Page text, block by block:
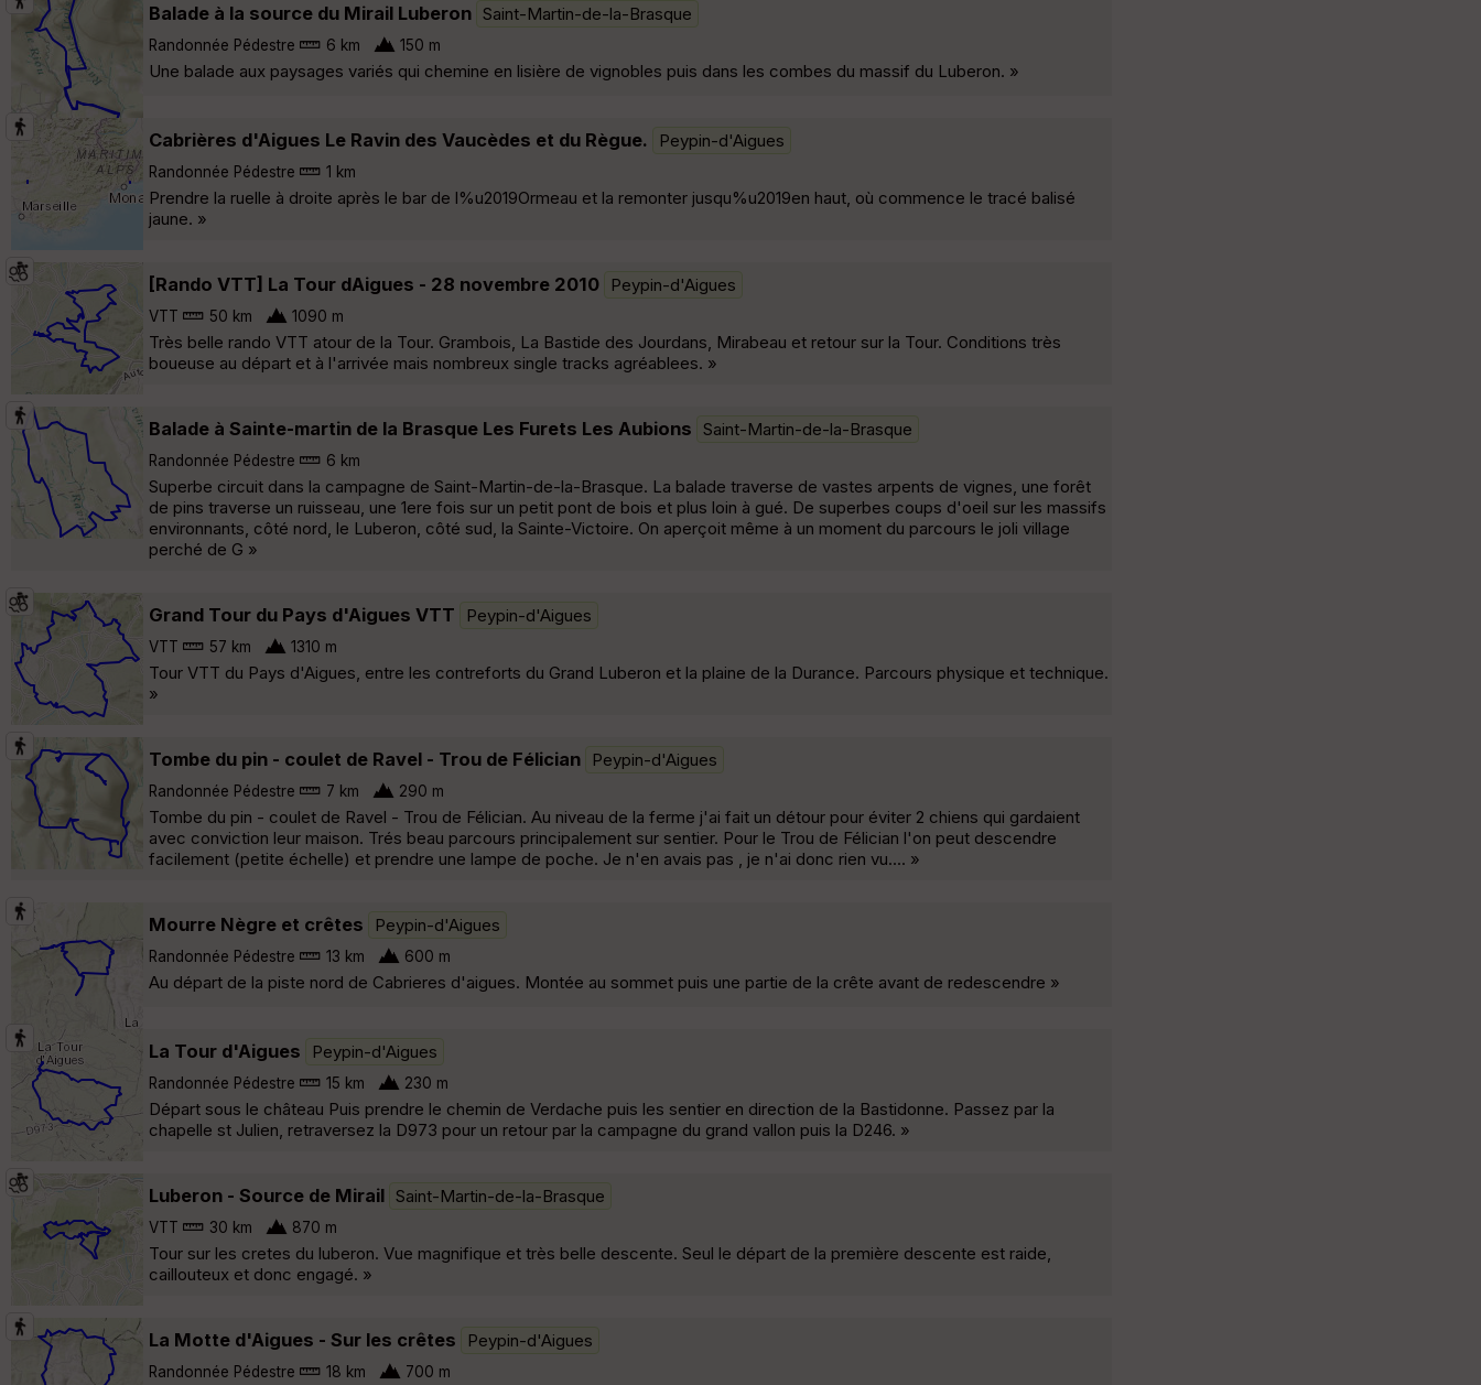
Balade à la source du Mirail Luberon Saint-Martin-de-la-Brasque
Randonnée Pédestre 6 km 150 m
Une balade aux paysages variés qui chemine en lisière de vignobles puis dans les combes du massif du Luberon. »
Cabrières d'Aigues Le Ravin des Vaucèdes et du Règue. Peypin-d'Aigues
Randonnée Pédestre 1 km
Prendre la ruelle à droite après le bar de l%u2019Ormeau et la remonter jusqu%u2019en haut, où commence le tracé balisé
jaune. »
[Rando VTT] La Tour dAigues - 28 novembre 2010 Peypin-d'Aigues
VTT 50 km 1090 m
Très belle rando VTT atour de la Tour. Grambois, La Bastide des Jourdans, Mirabeau et retour sur la Tour. Conditions très
boueuse au départ et à l'arrivée mais nombreux single tracks agréablees. »
Balade à Sainte-martin de la Brasque Les Furets Les Aubions Saint-Martin-de-la-Brasque
Randonnée Pédestre 6 km
Superbe circuit dans la campagne de Saint-Martin-de-la-Brasque. La balade traverse de vastes arpents de vignes, une forêt
de pins traverse un ruisseau, une 1ere fois sur un petit pont de bois et plus loin à gué. De superbes coups d'oeil sur les massifs
environnants, côté nord, le Luberon, côté sud, la Sainte-Victoire. On aperçoit même à un moment du parcours le joli village
perché de G »
Grand Tour du Pays d'Aigues VTT Peypin-d'Aigues
VTT 57 km 1310 m
Tour VTT du Pays d'Aigues, entre les contreforts du Grand Luberon et la plaine de la Durance. Parcours physique et technique.
»
Tombe du pin - coulet de Ravel - Trou de Félician Peypin-d'Aigues
Randonnée Pédestre 7 km 290 m
Tombe du pin - coulet de Ravel - Trou de Félician. Au niveau de la ferme j'ai fait un détour pour éviter 2 chiens qui gardaient
avec conviction leur maison. Trés beau parcours principalement sur sentier. Pour le Trou de Félician l'on peut descendre
facilement (petite échelle) et prendre une lampe de poche. Je n'en avais pas , je n'ai donc rien vu.... »
Mourre Nègre et crêtes Peypin-d'Aigues
Randonnée Pédestre 13 km 600 m
Au départ de la piste nord de Cabrieres d'aigues. Montée au sommet puis une partie de la crête avant de redescendre »
La Tour d'Aigues Peypin-d'Aigues
Randonnée Pédestre 15 km 230 m
Départ sous le château Puis prendre le chemin de Verdache puis les sentier en direction de la Bastidonne. Passez par la
chapelle st Julien, retraversez la D973 pour un retour par la campagne du grand vallon puis la D246. »
Luberon - Source de Mirail Saint-Martin-de-la-Brasque
VTT 30 km 870 m
Tour sur les cretes du luberon. Vue magnifique et très belle descente. Seul le départ de la première descente est raide,
caillouteux et donc engagé. »
La Motte d'Aigues - Sur les crêtes Peypin-d'Aigues
Randonnée Pédestre 18 km 700 m